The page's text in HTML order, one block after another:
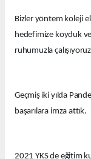
Bizler yöntem koleji
hedefimize koyduk
ruhumuzla
Geçmiş iki yılda
başarılara imza attık.
2021 YKS de eğitim